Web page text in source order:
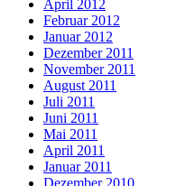
April 2012
Februar 2012
Januar 2012
Dezember 2011
November 2011
August 2011
Juli 2011
Juni 2011
Mai 2011
April 2011
Januar 2011